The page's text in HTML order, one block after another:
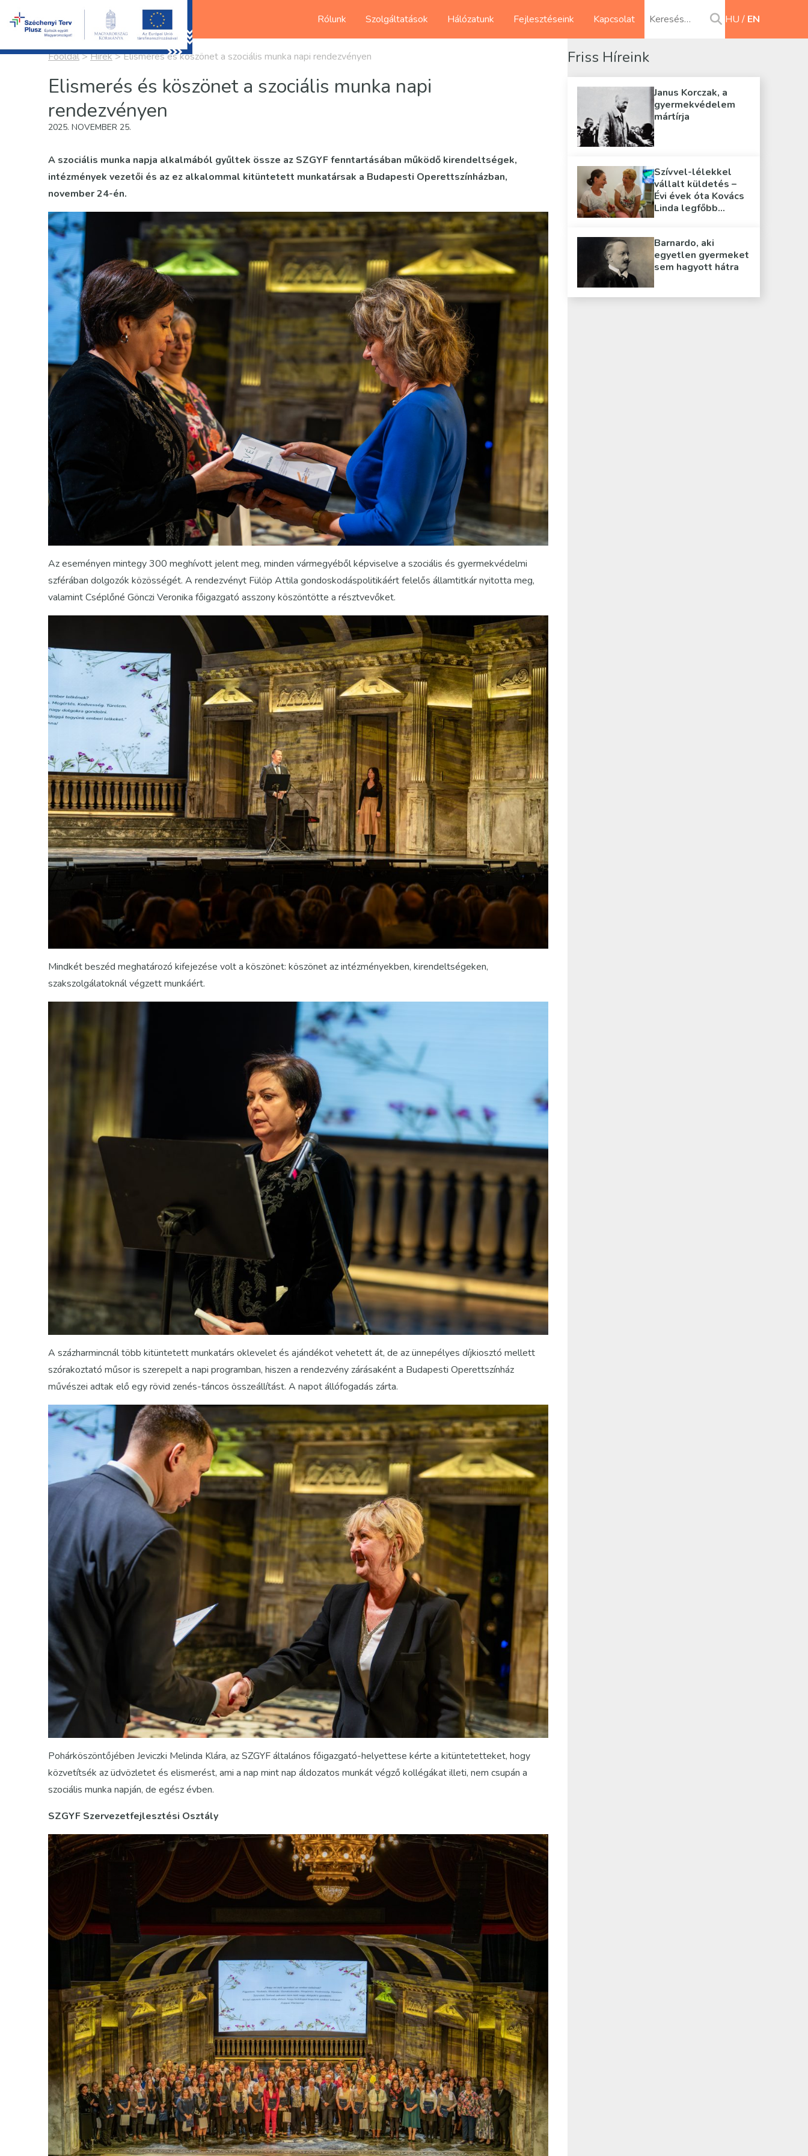
Rólunk Szolgáltatások Hálózatunk Fejlesztéseink Kapcsolat HU EN
Főoldal>Hírek>Elismerés és köszönet a szociális munka napi rendezvényen
Elismerés és köszönet a szociális munka napi
rendezvényen
2025. NOVEMBER 25.
A szociális munka napja alkalmából gyűltek össze az SZGYF fenntartásában működő kirendeltségek,
intézmények vezetői és az ez alkalommal kitüntetett munkatársak a Budapesti Operettszínházban,
november 24-én.
Az eseményen mintegy 300 meghívott jelent meg, minden vármegyéből képviselve a szociális és gyermekvédelmi
szférában dolgozók közösségét. A rendezvényt Fülöp Attila gondoskodáspolitikáért felelős államtitkár nyitotta meg,
valamint Cséplőné Gönczi Veronika főigazgató asszony köszöntötte a résztvevőket.
Mindkét beszéd meghatározó kifejezése volt a köszönet: köszönet az intézményekben, kirendeltségeken,
szakszolgálatoknál végzett munkáért.
A százharmincnál több kitüntetett munkatárs oklevelet és ajándékot vehetett át, de az ünnepélyes díjkiosztó mellett
szórakoztató műsor is szerepelt a napi programban, hiszen a rendezvény zárásaként a Budapesti Operettszínház
művészei adtak elő egy rövid zenés-táncos összeállítást. A napot állófogadás zárta.
Pohárköszöntőjében Jeviczki Melinda Klára, az SZGYF általános főigazgató-helyettese kérte a kitüntetetteket, hogy
közvetítsék az üdvözletet és elismerést, ami a nap mint nap áldozatos munkát végző kollégákat illeti, nem csupán a
szociális munka napján, de egész évben.
SZGYF Szervezetfejlesztési Osztály
Friss Híreink
Janus Korczak, a
gyermekvédelem
mártírja
Szívvel-lélekkel
vállalt küldetés –
Évi évek óta Kovács
Linda legfőbb
Barnardo, aki
egyetlen gyermeket
sem hagyott hátra